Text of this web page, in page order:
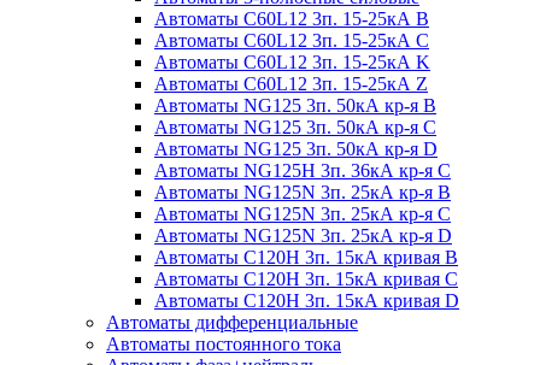
Автоматы C60L12 3п. 15-25кА B
Автоматы C60L12 3п. 15-25кА C
Автоматы C60L12 3п. 15-25кА K
Автоматы C60L12 3п. 15-25кА Z
Автоматы NG125 3п. 50кА кр-я B
Автоматы NG125 3п. 50кА кр-я C
Автоматы NG125 3п. 50кА кр-я D
Автоматы NG125H 3п. 36кА кр-я C
Автоматы NG125N 3п. 25кА кр-я B
Автоматы NG125N 3п. 25кА кр-я C
Автоматы NG125N 3п. 25кА кр-я D
Автоматы С120Н 3п. 15кА кривая B
Автоматы С120Н 3п. 15кА кривая C
Автоматы С120Н 3п. 15кА кривая D
Автоматы дифференциальные
Автоматы постоянного тока